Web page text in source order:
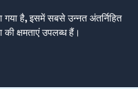
है, इसमें सबसे उन्नत अंतर्निहित
क्षमताएं उपलब्ध हैं।